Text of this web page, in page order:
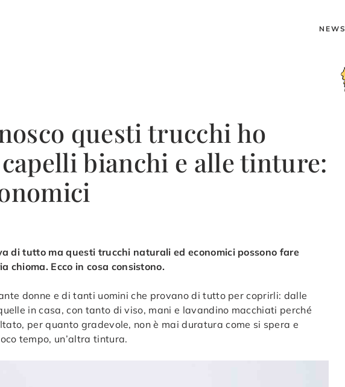
NEWS
questi trucchi ho
bianchi e alle tinture:
di tutto ma questi trucchi naturali ed economici possono fare
chioma. Ecco in cosa consistono.
donne e di tanti uomini che provano di tutto per coprirli: dalle
in casa, con tanto di viso, mani e lavandino macchiati perché
per quanto gradevole, non è mai duratura come si spera e
tempo, un’altra tintura.